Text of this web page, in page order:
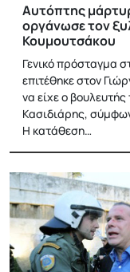
Αυτόπτης
οργάνωσε τον
Κουμουτσάκου
Γενικό πρόσταγμα
επιτέθηκε στον
να είχε ο
Κασιδιάρης,
Η κατάθεση…